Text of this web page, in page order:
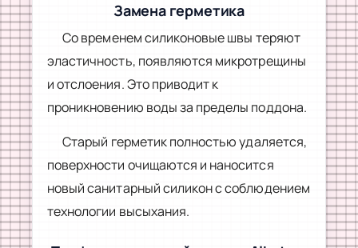
Замена герметика
Со временем силиконовые швы теряют
эластичность, появляются микротрещины
и отслоения. Это приводит к
проникновению воды за пределы поддона.
Старый герметик полностью удаляется,
поверхности очищаются и наносится
новый санитарный силикон с соблюдением
технологии высыхания.